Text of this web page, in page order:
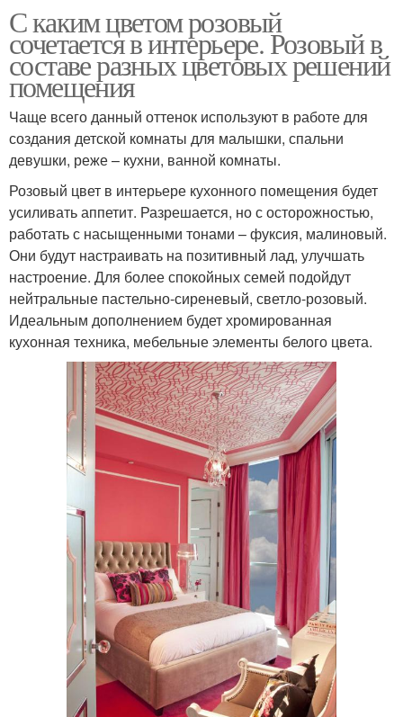
С каким цветом розовый
сочетается в интерьере. Розовый в
составе разных цветовых решений
помещения
Чаще всего данный оттенок используют в работе для
создания детской комнаты для малышки, спальни
девушки, реже – кухни, ванной комнаты.
Розовый цвет в интерьере кухонного помещения будет
усиливать аппетит. Разрешается, но с осторожностью,
работать с насыщенными тонами – фуксия, малиновый.
Они будут настраивать на позитивный лад, улучшать
настроение. Для более спокойных семей подойдут
нейтральные пастельно-сиреневый, светло-розовый.
Идеальным дополнением будет хромированная
кухонная техника, мебельные элементы белого цвета.